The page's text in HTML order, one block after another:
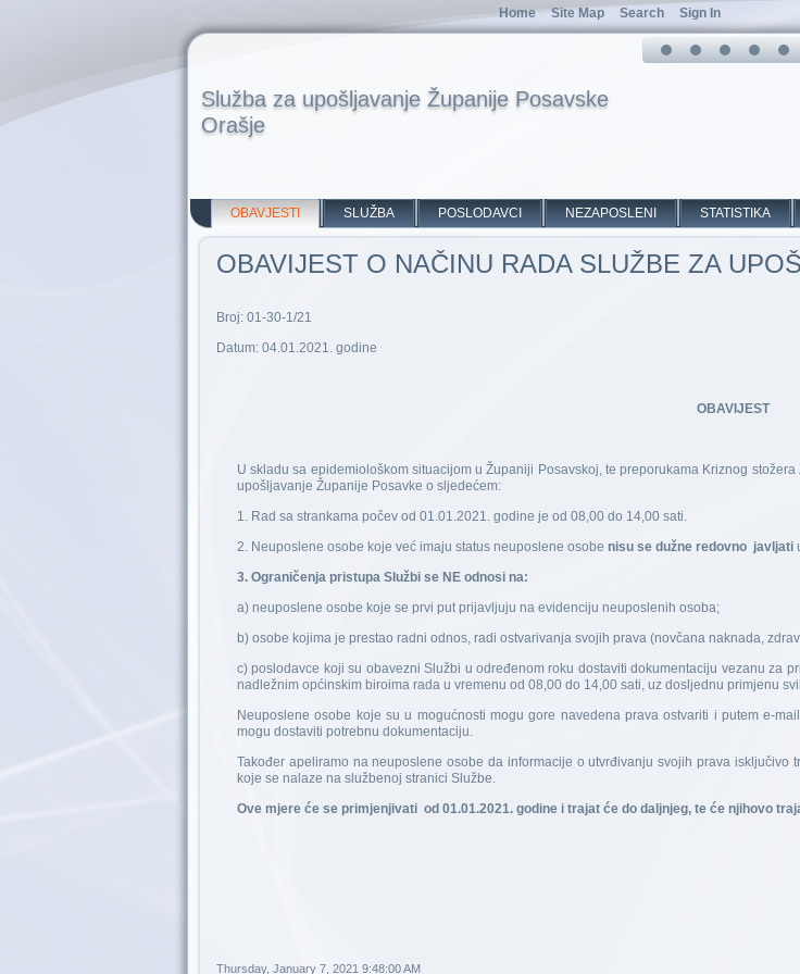
Služba za upošljavanje Županije Posavske
Orašje
OBAVJESTI SLUŽBA POSLODAVCI NEZAPOSLENI STATISTIKA
OBAVIJEST O NAČINU RADA SLUŽBE ZA
Broj: 01-30-1/21
Datum: 04.01.2021. godine
OBAVIJEST
U skladu sa epidemiološkom situacijom u Županiji Posavskoj, te preporukama Kriznog
upošljavanje Županije Posavke o sljedećem:
1. Rad sa strankama počev od 01.01.2021. godine je od 08,00 do 14,00 sati.
2. Neuposlene osobe koje već imaju status neuposlene osobe nisu se dužne redovno javljati
3. Ograničenja pristupa Službi se NE odnosi na:
a) neuposlene osobe koje se prvi put prijavljuju na evidenciju neuposlenih osoba;
b) osobe kojima je prestao radni odnos, radi ostvarivanja svojih prava (novčana naknada,
c) poslodavce koji su obavezni Službi u određenom roku dostaviti dokumentaciju vezanu za
nadležnim općinskim biroima rada u vremenu od 08,00 do 14,00 sati, uz dosljednu primjenu
Neuposlene osobe koje su u mogućnosti mogu gore navedena prava ostvariti i putem e-
mogu dostaviti potrebnu dokumentaciju.
Također apeliramo na neuposlene osobe da informacije o utvrđivanju svojih prava
koje se nalaze na službenoj stranici Službe.
Ove mjere će se primjenjivati od 01.01.2021. godine i trajat će do daljnjeg, te će njihovo
Thursday, January 7, 2021 9:48:00 AM
Home Site Map Search Sign In